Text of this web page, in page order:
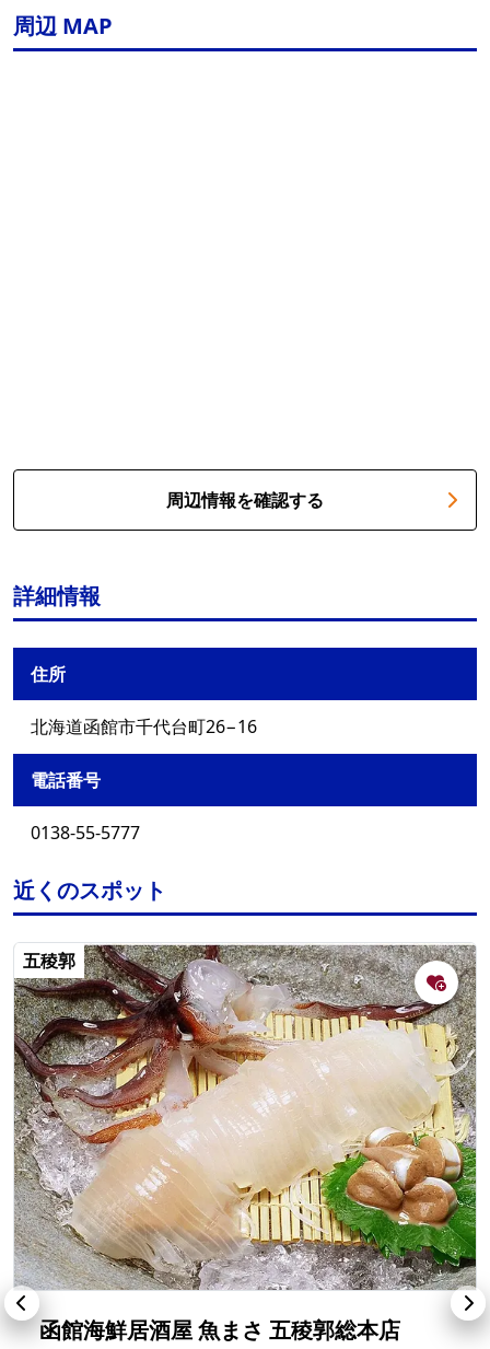
周辺 MAP
周辺情報を確認する
詳細情報
住所
北海道函館市千代台町26−16
電話番号
0138-55-5777
近くのスポット
五稜郭
函館海鮮居酒屋 魚まさ 五稜郭総本店